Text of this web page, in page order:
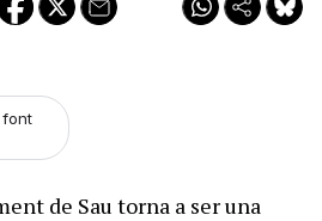
de Sau torna a ser una